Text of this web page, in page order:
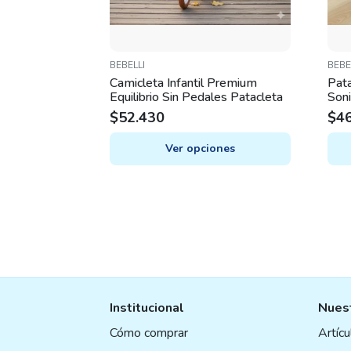
Requiere pilas
No
BEBELLI
Camicleta Infantil Premium
Equilibrio Sin Pedales Patacleta
$52.430
Ver opciones
options
be
chosen
$
be
Institucional
Cómo comprar